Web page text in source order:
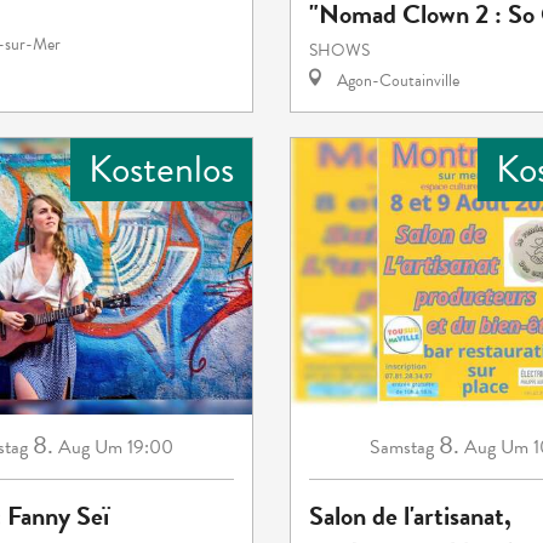
sur-Mer
"Nomad Clown 2 :
SHOWS
Agon-Coutainville
Kostenlos
8. Aug Um 19:00
Seï
Samstag 8. Aug Um
Salon de l'artisanat,